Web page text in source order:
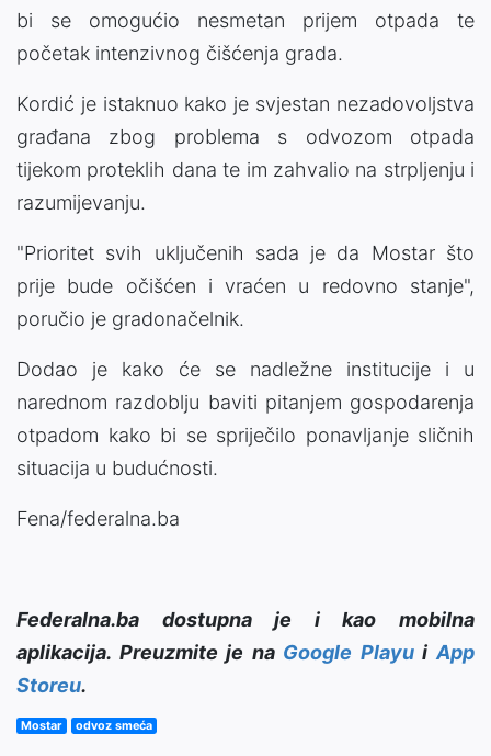
bi se omogućio nesmetan prijem otpada te
početak intenzivnog čišćenja grada.
Kordić je istaknuo kako je svjestan nezadovoljstva
građana zbog problema s odvozom otpada
tijekom proteklih dana te im zahvalio na strpljenju i
razumijevanju.
"Prioritet svih uključenih sada je da Mostar što
prije bude očišćen i vraćen u redovno stanje",
poručio je gradonačelnik.
Dodao je kako će se nadležne institucije i u
narednom razdoblju baviti pitanjem gospodarenja
otpadom kako bi se spriječilo ponavljanje sličnih
situacija u budućnosti.
Fena/federalna.ba
Federalna.ba dostupna je i kao mobilna
aplikacija. Preuzmite je na Google PlayuiApp
Storeu.
Mostar odvoz smeća